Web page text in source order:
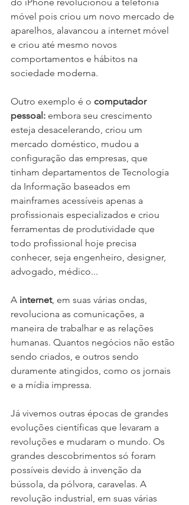
móvel pois criou um novo mercado de
aparelhos, alavancou a internet móvel
e criou até mesmo novos
comportamentos e hábitos na
sociedade moderna.
Outro exemplo é o computador
pessoal: embora seu crescimento
esteja desacelerando, criou um
mercado doméstico, mudou a
configuração das empresas, que
tinham departamentos de Tecnologia
da Informação baseados em
mainframes acessíveis apenas a
profissionais especializados e criou
ferramentas de produtividade que
todo profissional hoje precisa
conhecer, seja engenheiro, designer,
advogado, médico...
A internet, em suas várias ondas,
revoluciona as comunicações, a
maneira de trabalhar e as relações
humanas. Quantos negócios não estão
sendo criados, e outros sendo
duramente atingidos, como os jornais
e a mídia impressa.
Já vivemos outras épocas de grandes
evoluções científicas que levaram a
revoluções e mudaram o mundo. Os
grandes descobrimentos só foram
possíveis devido à invenção da
bússola, da pólvora, caravelas. A
revolução industrial, em suas várias